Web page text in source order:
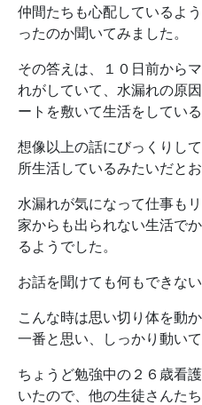
仲間たちも心配しているよ
ったのか聞いてみました。
その答えは、１０日前から
れがしていて、水漏れの原
ートを敷いて生活をしている
想像以上の話にびっくりし
所生活しているみたいだと
水漏れが気になって仕事も
家からも出られない生活で
るようでした。
お話を聞けても何もできない
こんな時は思い切り体を動
一番と思い、しっかり動いて
ちょうど勉強中の２６歳看
いたので、他の生徒さんた